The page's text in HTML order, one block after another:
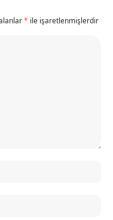
* ile işaretlenmişlerdir